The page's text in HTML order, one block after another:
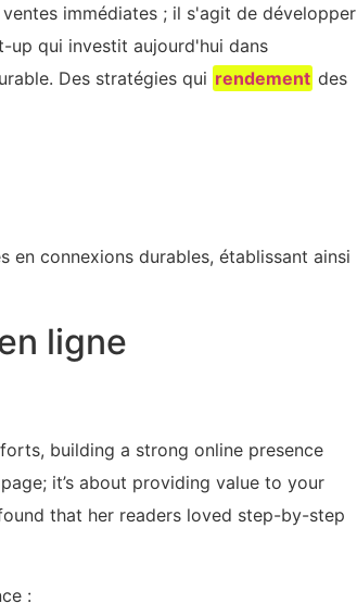
immédiates ; il s'agit de développer
up qui investit aujourd'hui dans
Des stratégies qui rendement des
connexions durables, établissant ainsi
ligne
building a strong online presence
it’s about providing value to your
that her readers loved step-by-step
: